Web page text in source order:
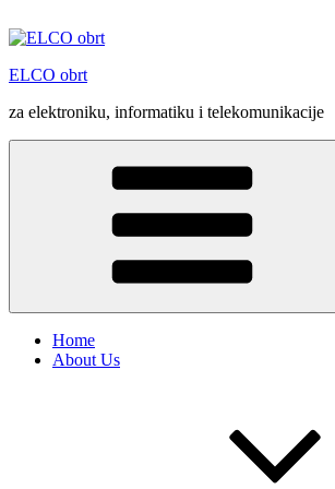
to
ELCO obrt
za elektroniku, informatiku i telekomunikacije
Home
About Us